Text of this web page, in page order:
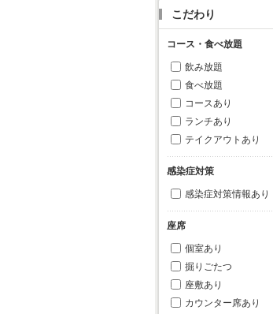
こだわり
コース・食べ放題
飲み放題
食べ放題
コースあり
ランチあり
テイクアウトあり
感染症対策
感染症対策情報あり
座席
個室あり
掘りごたつ
座敷あり
カウンター席あり